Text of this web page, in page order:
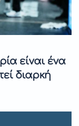
είναι ένα
διαρκή